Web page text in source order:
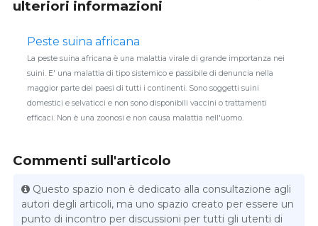
ulteriori informazioni
Peste suina africana
La peste suina africana è una malattia virale di grande importanza nei
suini. E' una malattia di tipo sistemico e passibile di denuncia nella
maggior parte dei paesi di tutti i continenti. Sono soggetti suini
domestici e selvaticci e non sono disponibili vaccini o trattamenti
efficaci. Non è una zoonosi e non causa malattia nell'uomo.
Commenti sull'articolo
Questo spazio non è dedicato alla consultazione agli
autori degli articoli, ma uno spazio creato per essere un
punto di incontro per discussioni per tutti gli utenti di